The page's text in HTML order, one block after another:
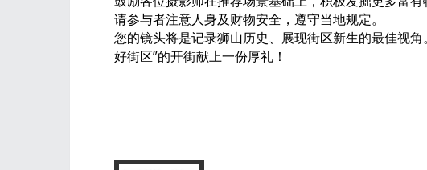
请参与者注意人身及财物安全，遵守当地规定。
您的镜头将是记录狮山历史、展现街区新生的最佳视
好街区”的开街献上一份厚礼！